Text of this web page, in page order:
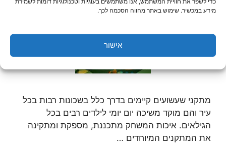
מידע במכשיר. שימוש באתר מהווה הסכמה לכך.
אישור
מתקני שעשועים קיימים בדרך כלל בשכונות רבות בכל
עיר והם מוקד משיכה יום יומי לילדים רבים בכל
הגילאים. איכות המשחק מתכננת, מספקת ומתקינה
את המתקנים המיוחדים …